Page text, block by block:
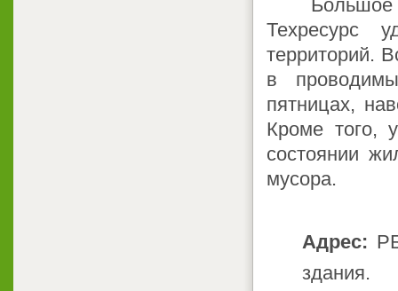
Большое
Техресурс
территорий.
в
пятницах,
Кроме того,
состоянии
мусора.
Адрес:
здания.